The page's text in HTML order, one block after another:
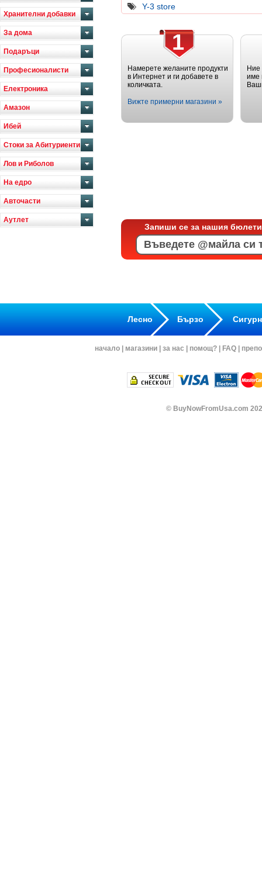
Хранителни добавки
За дома
Подаръци
Професионалисти
Електроника
Амазон
Ибей
Стоки за Абитуриенти
Лов и Риболов
На едро
Авточасти
Аутлет
Y-3 store
1
Намерете желаните продукти
в Интернет и ги добавете в
количката.
Вижте примерни магазини »
име
Запиши се за нашия
Лесно Бързо
начало магазини за нас помощ? FAQ
© BuyNowFromUsa.com